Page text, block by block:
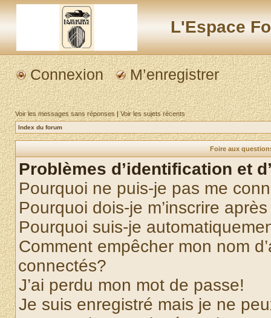
L'Espace
Connexion M’enregistrer
Voir les messages sans réponses|Voir les sujets récents
Index du forum
Foire aux
Problèmes d’identification et
Pourquoi ne puis-je pas me
Pourquoi dois-je m’inscrire
Pourquoi suis-je
Comment empêcher mon nom
connectés?
J’ai perdu mon mot de passe!
Je suis enregistré mais je ne